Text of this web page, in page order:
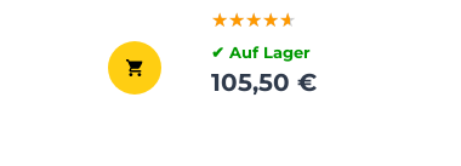
★★★★★
★★★★★
★★★★★
✔ Auf Lager
105,50 €